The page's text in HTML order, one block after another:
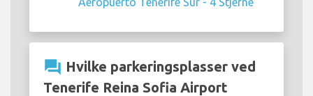
question_answer Hvilke parkeringsplasser ved
Tenerife Reina Sofia Airport